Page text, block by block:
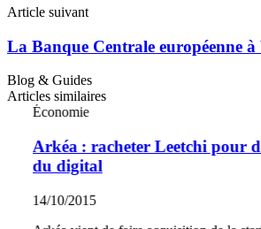
Article suivant
La Banque Centrale européenne
Blog & Guides
Articles similaires
Économie
Arkéa : racheter Leetchi pour
du digital
14/10/2015